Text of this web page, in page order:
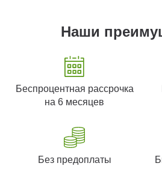
Наши
Беспроцентная рассрочка
на 6 месяцев
Без предоплаты